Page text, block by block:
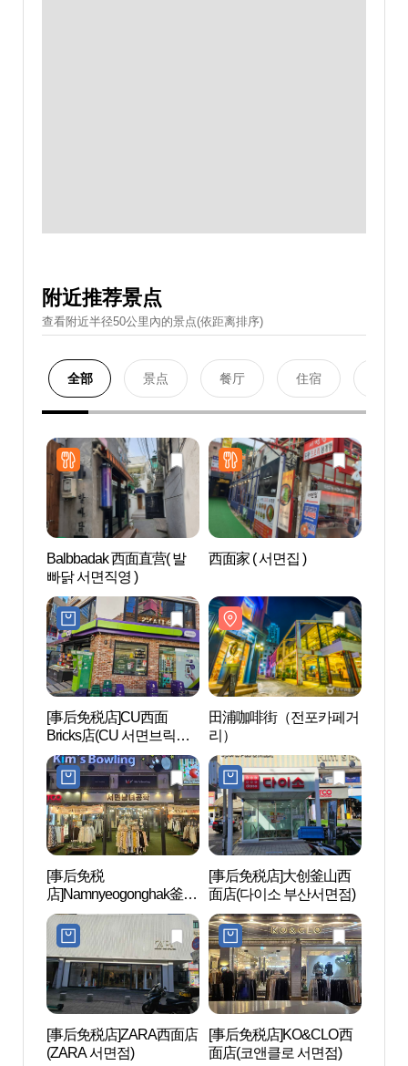
附近推荐景点
查看附近半径50公里內的景点(依距离排序)
全部 景点 餐厅 住宿
Balbbadak 西面直营( 발
빠닭 서면직영 )
西面家 ( 서면집 )
[事后免税店]CU西面
Bricks店(CU 서면브릭스
점)
田浦咖啡街（전포카페거
리）
[事后免税
店]Namnyeogonghak釜山
西面店(남녀공학 서면점)
[事后免税店]大创釜山西
面店(다이소 부산서면점)
[事后免税店]ZARA西面店
(ZARA 서면점)
[事后免税店]KO&CLO西
面店(코앤클로 서면점)